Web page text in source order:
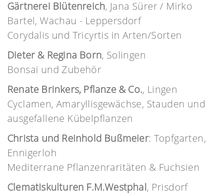
Gärtnerei Blütenreich, Jana Sürer / Mirko
Bartel, Wachau - Leppersdorf
Corydalis und Tricyrtis in Arten/Sorten
Dieter & Regina Born, Solingen
Bonsai und Zubehör
Renate Brinkers, Pflanze & Co., Lingen
Cyclamen, Amaryllisgewächse, Stauden und
ausgefallene Kübelpflanzen
Christa und Reinhold Bußmeier: Topfgarten,
Ennigerloh
Mediterrane Pflanzenraritäten & Fuchsien
Clematiskulturen F.M.Westphal, Prisdorf